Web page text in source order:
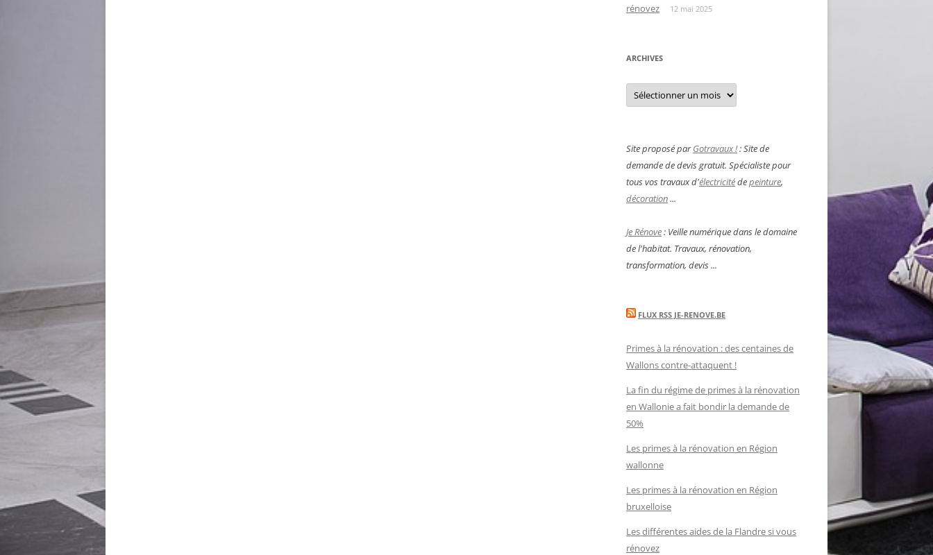
rénovez
12 mai 2025
ARCHIVES
Archives
Site proposé parGotravaux !: Site de
demande de devis gratuit. Spécialiste pour
tous vos travaux d'électricitédepeinture,
décoration...
Je Rénove: Veille numérique dans le domaine
de l'habitat. Travaux, rénovation,
transformation, devis ...
FLUX RSS JE-RENOVE.BE
Primes à la rénovation : des centaines de
Wallons contre-attaquent !
La fin du régime de primes à la rénovation
en Wallonie a fait bondir la demande de
50%
Les primes à la rénovation en Région
wallonne
Les primes à la rénovation en Région
bruxelloise
Les différentes aides de la Flandre si vous
rénovez